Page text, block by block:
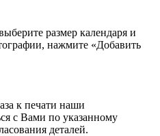
размер календаря и
нажмите «Добавить
к печати наши
с Вами по указанному
деталей.